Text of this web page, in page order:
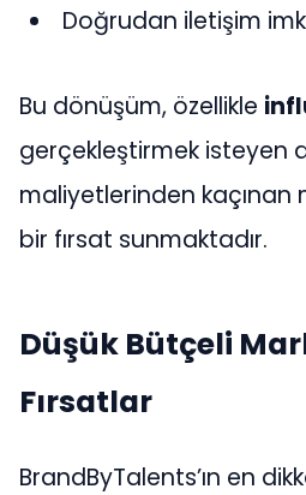
Doğrudan iletişim
Bu dönüşüm, özellikle
gerçekleştirmek isteyen
maliyetlerinden kaçınan
bir fırsat sunmaktadır.
Düşük Bütçeli
Fırsatlar
BrandByTalents’ın en